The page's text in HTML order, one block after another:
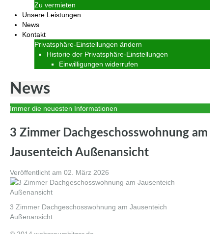
Zu vermieten
Unsere Leistungen
News
Kontakt
Privatsphäre-Einstellungen ändern
Historie der Privatsphäre-Einstellungen
Einwilligungen widerrufen
News
Immer die neuesten Informationen
3 Zimmer Dachgeschosswohnung am
Jausenteich Außenansicht
Veröffentlicht am 02. März 2026
3 Zimmer Dachgeschosswohnung am Jausenteich
Außenansicht